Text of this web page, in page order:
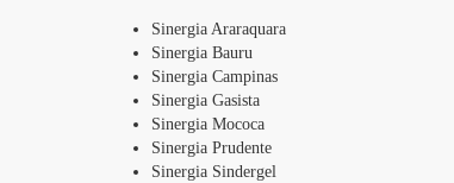
Sinergia Araraquara
Sinergia Bauru
Sinergia Campinas
Sinergia Gasista
Sinergia Mococa
Sinergia Prudente
Sinergia Sindergel